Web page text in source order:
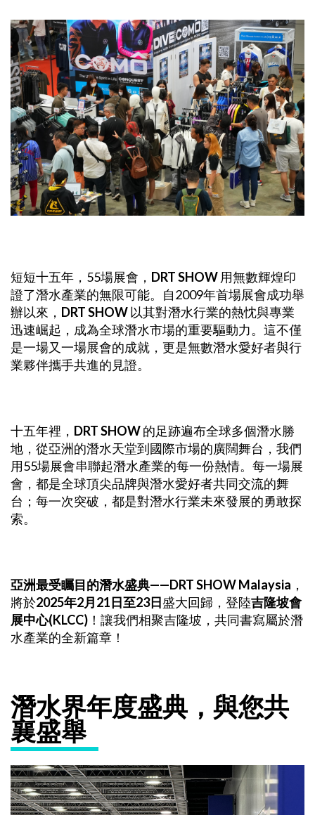
短短十五年，55場展會， DRT SHOW 用無數輝煌印
證了潛水產業的無限可能。自2009年首場展會成功舉
辦以來， DRT SHOW以其對潛水行業的熱忱與專業
迅速崛起，成為全球潛水市場的重要驅動力。這不僅
是一場又一場展會的成就，更是無數潛水愛好者與行
業夥伴攜手共進的見證。
十五年裡， DRT SHOW的足跡遍布全球多個潛水勝
地，從亞洲的潛水天堂到國際市場的廣闊舞台，我們
用55場展會串聯起潛水產業的每一份熱情。每一場展
會，都是全球頂尖品牌與潛水愛好者共同交流的舞
台；每一次突破，都是對潛水行業未來發展的勇敢探
索。
亞洲最受矚目的潛水盛典——DRT SHOW Malaysia ，
將於2025年2月21日至23日盛大回歸，登陸吉隆坡會
展中心(KLCC) ！讓我們相聚吉隆坡，共同書寫屬於潛
水產業的全新篇章！
潛水界年度盛典，與您共
襄盛舉